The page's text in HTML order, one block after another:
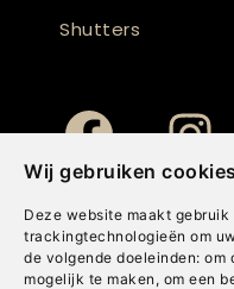
Wij gebruiken cookies
Deze website maakt
trackingtechnologieën om
de volgende doeleinden: om
mogelijk te maken , om een
Shutters